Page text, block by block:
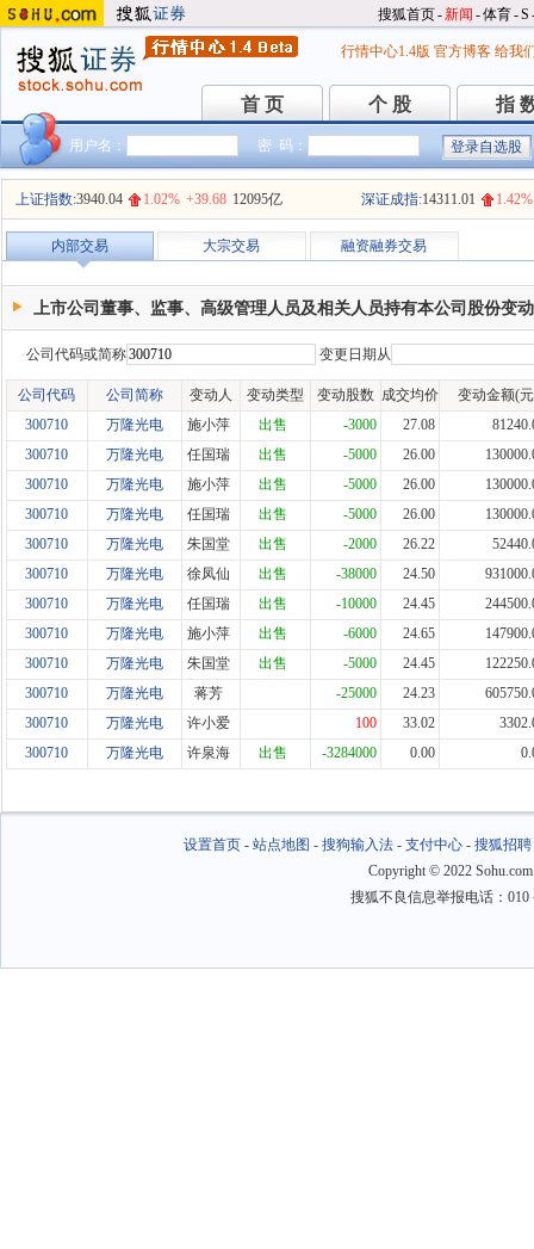
搜狐首页-新闻 -体育-S
行情中心1.4版 官方博客 给我
首 页
首 页 个 股
个 股 指
指
用户名： 密 码：
上证指数:3940.04 1.02% +39.68 12095亿 深证成指:14311.01 1.42%
内部交易 大宗交易 融资融券交易
上市公司董事、监事、高级管理人员及相关人员持有本公司股份变
公司代码或简称 变更日期从
公司代码 公司简称 变动人 变动类型 变动股数 成交均价
变动金额(
300710
万隆光电 施小萍 出售 -3000 27.08
300710
万隆光电 任国瑞 出售 -5000 26.00
300710
万隆光电 施小萍 出售 -5000 26.00
300710
万隆光电 任国瑞 出售 -5000 26.00
300710
万隆光电 朱国堂 出售 -2000 26.22
300710
万隆光电 徐凤仙 出售 -38000 24.50
300710
万隆光电 任国瑞 出售 -10000 24.45
300710
万隆光电 施小萍 出售 -6000 24.65
300710
万隆光电 朱国堂 出售 -5000 24.45
300710
万隆光电 蒋芳 -25000 24.23
300710
万隆光电 许小爱 100 33.02
300710
万隆光电 许泉海 出售 -3284000 0.00
设置首页 -站点地图 -搜狗输入法 -支付中心 -搜狐招聘
Copyright © 2022
搜狐不良信息举报电话：010